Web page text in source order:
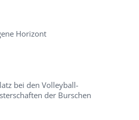
Horizont
bei den Volleyball-
der Burschen